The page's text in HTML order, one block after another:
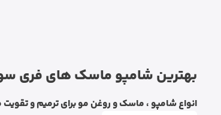
بهترین شامپو ماسک های فری
انواع شامپو ، ماسک و روغن مو برای ترمیم و